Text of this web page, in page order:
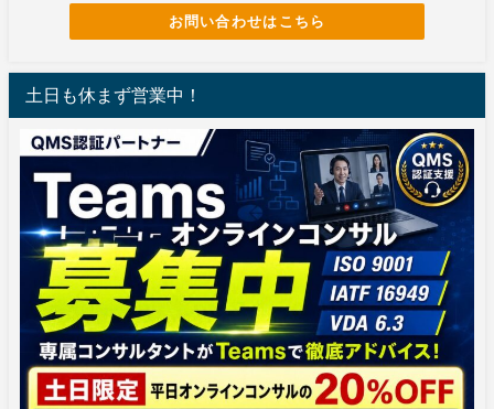
お問い合わせはこちら
土日も休まず営業中！